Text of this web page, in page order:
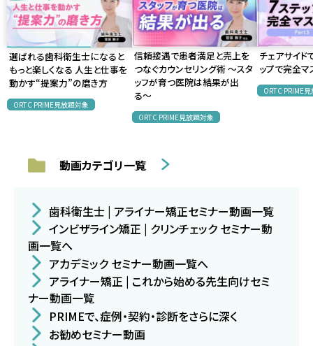
選ばれる歯科衛生士になると
もっと楽しくなる 人生と仕事を
動かす“提案力”の磨き方
ORTC PRIME見放題対象
信頼接遇で患者満足と売上を
つなぐカウンセリング術 〜スタ
ッフが育つ医院は結果が出
る〜
ORTC PRIME見放題対象
チェアサイド
ップで完全
ORTC PRIME
動画カテゴリ一覧
歯科衛生士 | アライナー矯正セミナー動画一覧
インビザライン矯正 | クリンチェック セミナー動
画一覧へ
アカデミック セミナー動画一覧へ
アライナー矯正 | これから始める先生向けセミ
ナー動画一覧
PRIMEで、症例・契約・診断をさらに深く
お勧めセミナー動画